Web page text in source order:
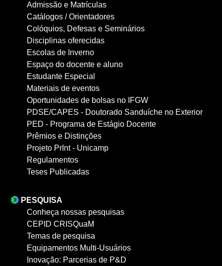
Admissão e Matrículas
Catálogos / Orientadores
Colóquios, Defesas e Seminários
Disciplinas oferecidas
Escolas de Inverno
Espaço do docente e aluno
Estudante Especial
Materiais de eventos
Oportunidades de bolsas no IFGW
PDSE/CAPES - Doutorado Sanduíche no Exterior
PED - Programa de Estágio Docente
Prêmios e Distinções
Projeto PrInt - Unicamp
Regulamentos
Teses Publicadas
PESQUISA
Conheça nossas pesquisas
CEPID CRISQuaM
Temas de pesquisa
Equipamentos Multi-Usuários
Inovação: Parcerias de P&D